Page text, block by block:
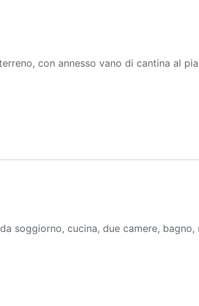
con annesso vano di cantina al
soggiorno, cucina, due camere,